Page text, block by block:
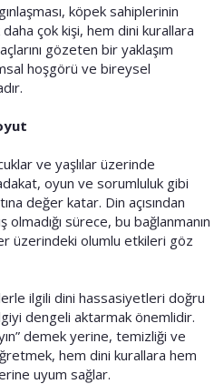
köpek sahiplerinin
daha çok kişi, hem dini kurallara
gözeten bir yaklaşım
hoşgörü ve bireysel
ve yaşlılar üzerinde
oyun ve sorumluluk gibi
değer katar. Din açısından
olmadığı sürece, bu bağlanmanın
üzerindeki olumlu etkileri göz
ilgili dini hassasiyetleri doğru
dengeli aktarmak önemlidir.
demek yerine, temizliği ve
hem dini kurallara hem
uyum sağlar.